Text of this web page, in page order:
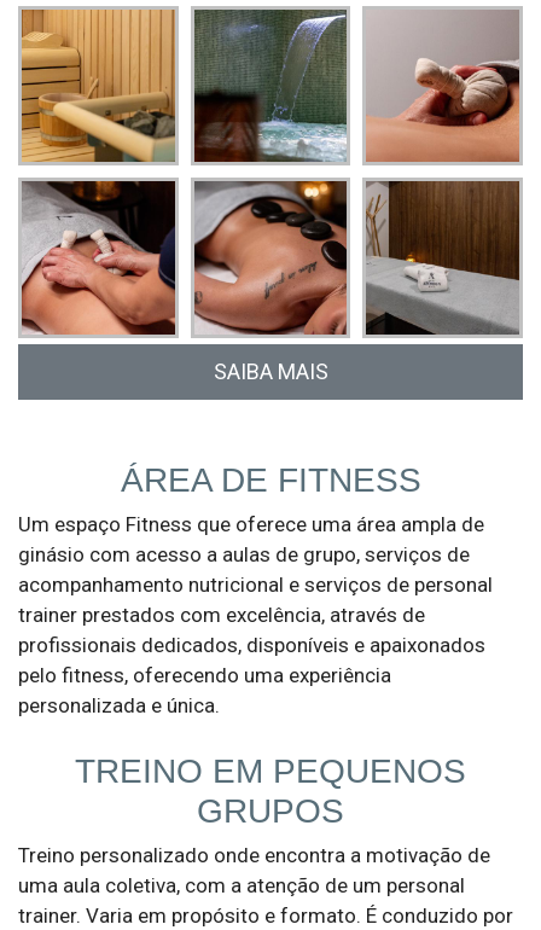
SAIBA MAIS
preencha o formulário e entraremos em contacto.
Enviar
ÁREA DE FITNESS
Um espaço Fitness que oferece uma área ampla de
ginásio com acesso a aulas de grupo, serviços de
acompanhamento nutricional e serviços de personal
trainer prestados com excelência, através de
profissionais dedicados, disponíveis e apaixonados
pelo fitness, oferecendo uma experiência
personalizada e única.
TREINO EM PEQUENOS
GRUPOS
Treino personalizado onde encontra a motivação de
uma aula coletiva, com a atenção de um personal
trainer. Varia em propósito e formato. É conduzido por